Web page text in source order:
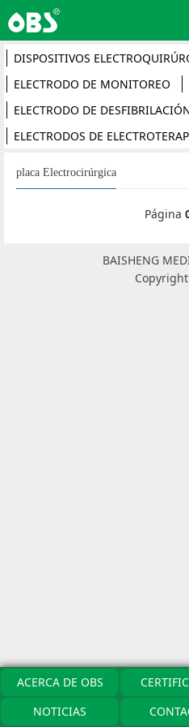
DISPOSITIVOS
ELECTRODO DE MONITOREO
ELECTRODO DE
ELECTRODOS DE
placa Electrocirúrgica
Página
BAISHENG
ACERCA DE OBS
NOTICIAS